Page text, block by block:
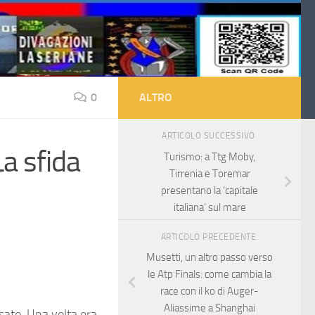
0
sfida
ALTRO
ARTICOLO SUCCESSIVO
Turismo: a Ttg Moby,
Tirrenia e Toremar
presentano la ‘capitale
italiana’ sul mare
ARTICOLO PRECEDENTE
Musetti, un altro passo verso
le Atp Finals: come cambia la
race con il ko di Auger-
Aliassime a Shanghai